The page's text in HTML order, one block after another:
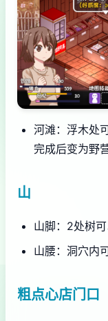
河滩：浮木处
完成后变为野营
山
山脚：2处树
山腰：洞穴内
粗点心店门口